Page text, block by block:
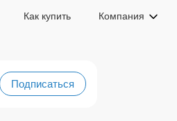
Как купить Компания
Подписаться